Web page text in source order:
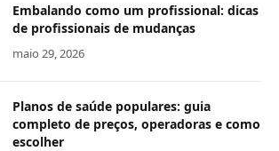
Embalando como um profissional: dicas
de profissionais de mudanças
maio 29, 2026
Planos de saúde populares: guia
completo de preços, operadoras e como
escolher